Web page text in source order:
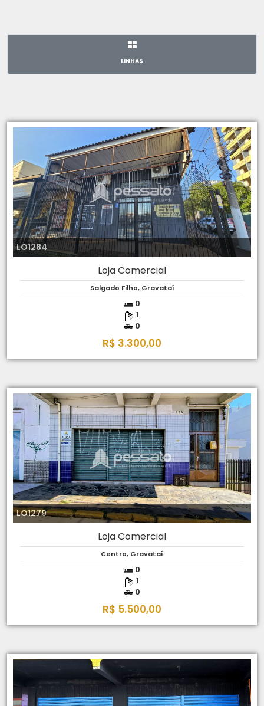
LINHAS
LO1284
Loja Comercial
Salgado Filho, Gravataí
0
1
0
R$ 3.300,00
LO1279
Loja Comercial
Centro, Gravataí
0
1
0
R$ 5.500,00